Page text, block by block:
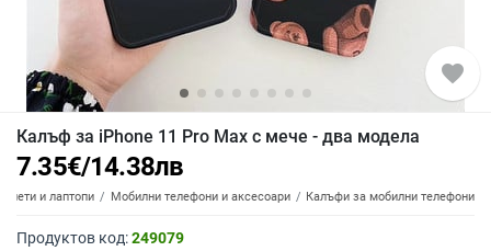
favorite
Калъф за iPhone 11 Pro Max с мече - два модела
7.35€/14.38лв
и лаптопи Мобилни телефони и аксесоари Калъфи за мобилни телефони
Продуктов код:249079